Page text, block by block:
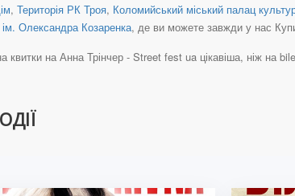
, Територія РК Троя, Коломийський міський палац
Олександра Козаренка, де ви можете завжди у нас
квитки на Анна Трінчер - Street fest ua цікавіша, ніж